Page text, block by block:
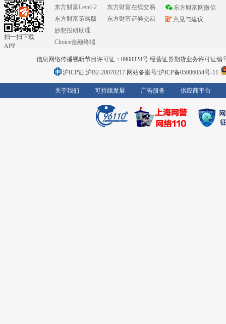
扫一扫下载
APP
东方财富Level-2
东方财富策略版
妙想投研助理
Choice金融终端
东方财富在线交易
东方财富证券交易
东方财富网微信
意见与建议
信息网络传播视听节目许可证：0908328号 经营证券期货业务许可证编
沪ICP证:沪B2-20070217 网站备案号:沪ICP备05006054号-11
关于我们 可持续发展 广告服务 供应商平台